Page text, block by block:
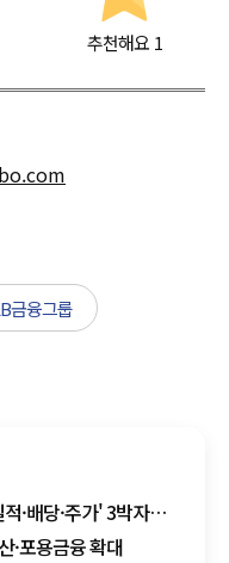
추천해요 1
금융그룹
·배당·주가' 3박자
·포용금융 확대